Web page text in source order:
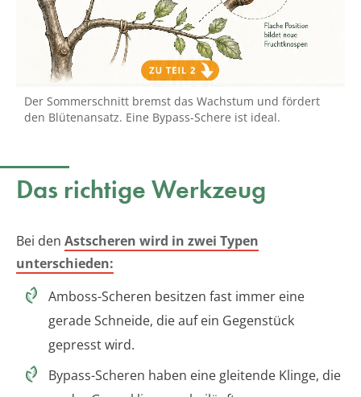
Der Sommerschnitt bremst das Wachstum und fördert
den Blütenansatz. Eine Bypass-Schere ist ideal.
Das richtige Werkzeug
Bei den Astscheren wird in zwei Typen
unterschieden:
Amboss-Scheren besitzen fast immer eine
gerade Schneide, die auf ein Gegenstück
gepresst wird.
Bypass-Scheren haben eine gleitende Klinge, die